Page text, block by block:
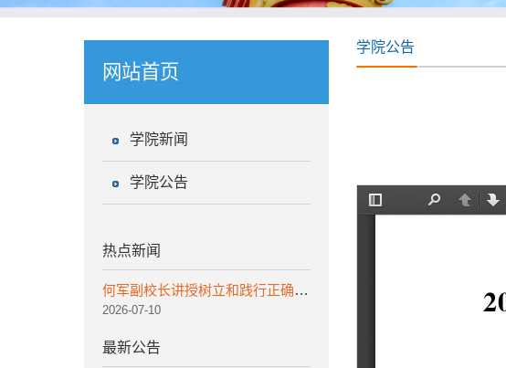
网站首页
学院新闻
学院公告
热点新闻
何军副校长讲授树立和践行正确政绩观学习教育专题党课
2026-07-10
最新公告
学院公告